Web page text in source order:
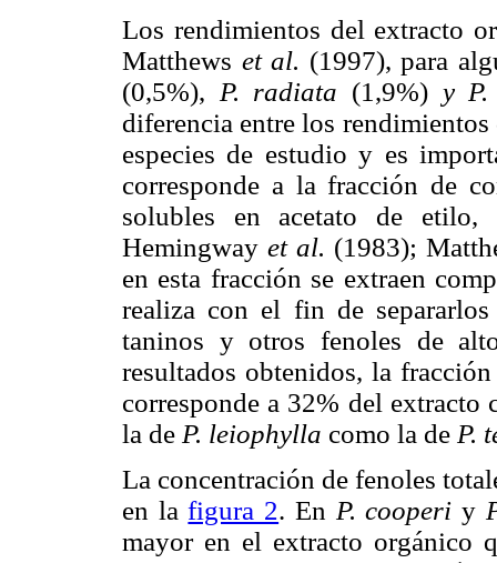
Los rendimientos del extracto
Matthews et al. (1997), para
(0,5%), P. radiata (1,9%) y
diferencia entre los
especies de estudio y es
corresponde a la fracción de
solubles en acetato de
Hemingway et al. (1983);
en esta fracción se extraen
realiza con el fin de
taninos y otros fenoles de
resultados obtenidos, la
corresponde a 32% del extracto
la de P. leiophylla como la de P.
La concentración de fenoles
en lafigura 2. En P. cooperiy
mayor en el extracto orgánico